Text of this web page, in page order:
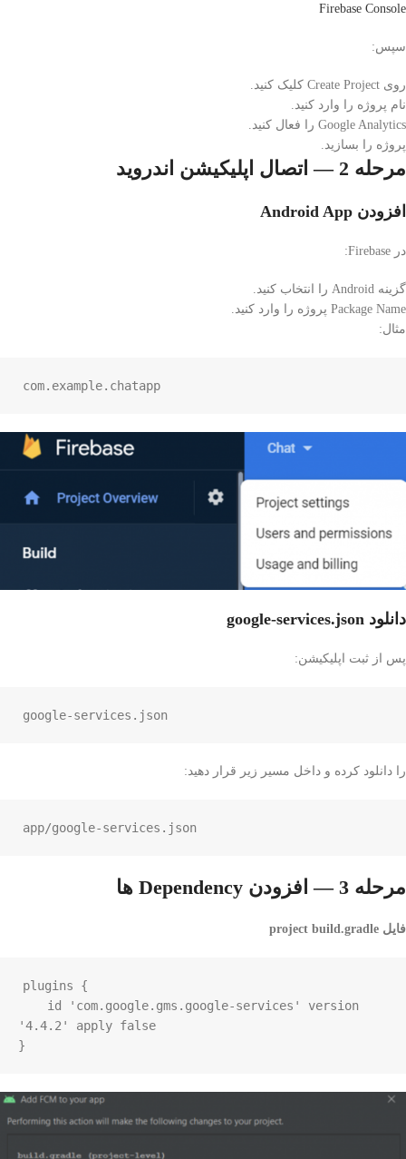
Firebase Console
سپس:
روی Create Project کلیک کنید.
نام پروژه را وارد کنید.
Google Analytics را فعال کنید.
پروژه را بسازید.
مرحله 2 — اتصال اپلیکیشن اندروید
افزودن Android App
در Firebase:
گزینه Android را انتخاب کنید.
Package Name پروژه را وارد کنید.
مثال:
com.example.chatapp
دانلود google-services.json
پس از ثبت اپلیکیشن:
google-services.json
را دانلود کرده و داخل مسیر زیر قرار دهید:
app/google-services.json
مرحله 3 — افزودن Dependency ها
فایل project build.gradle
plugins {
'4.4.2' apply false
}